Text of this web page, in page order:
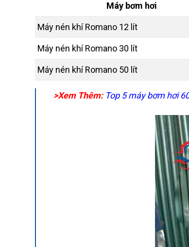
Máy bơm hơi
Máy nén khí Romano 12 lít
Máy nén khí Romano 30 lít
Máy nén khí Romano 50 lít
>Xem Thêm: Top 5 máy bơm hơi